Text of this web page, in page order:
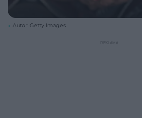
Autor: Getty Images